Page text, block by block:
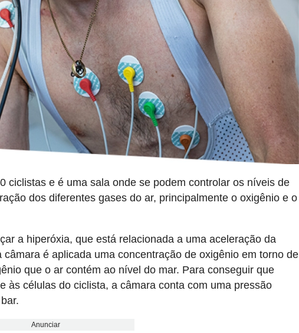
ciclistas e é uma sala onde se podem controlar os níveis de
dos diferentes gases do ar, principalmente o oxigênio e o
a hiperóxia, que está relacionada a uma aceleração da
é aplicada uma concentração de oxigênio em torno de
que o ar contém ao nível do mar. Para conseguir que
às células do ciclista, a câmara conta com uma pressão
Anunciar